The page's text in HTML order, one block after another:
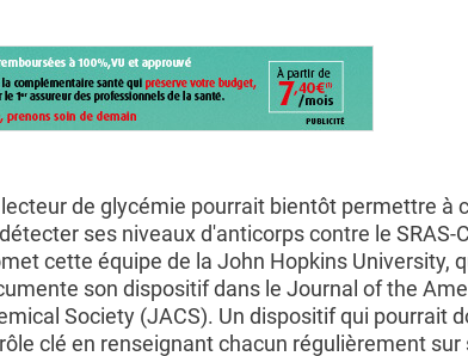
de glycémie pourrait bientôt permettre à
ses niveaux d'anticorps contre le SRAS-
cette équipe de la John Hopkins University,
son dispositif dans le Journal of the
Society (JACS). Un dispositif qui pourrait
clé en renseignant chacun régulièrement sur